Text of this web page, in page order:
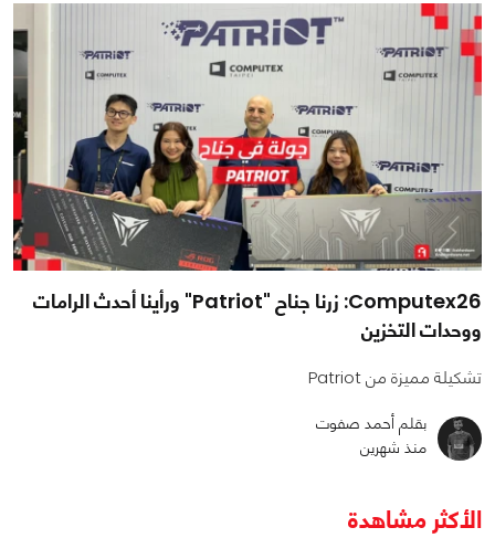
Computex26: زرنا جناح "Patriot" ورأينا أحدث الرامات
ووحدات التخزين
تشكيلة مميزة من Patriot
بقلم أحمد صفوت
منذ شهرين
الأكثر مشاهدة